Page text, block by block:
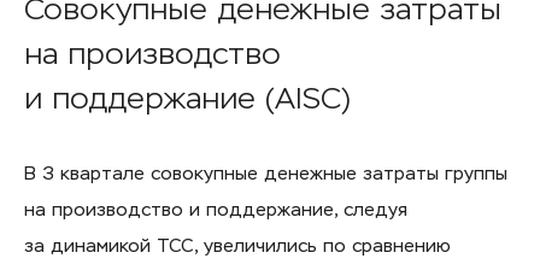
Совокупные денежные затраты
на производство
и поддержание (AISC)
В 3 квартале совокупные денежные затраты группы
на производство и поддержание, следуя
за динамикой ТСС, увеличились по сравнению